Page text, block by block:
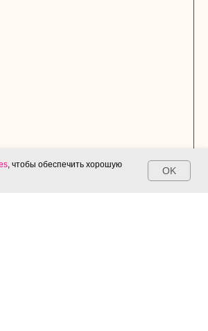
, чтобы обеспечить хорошую
OK